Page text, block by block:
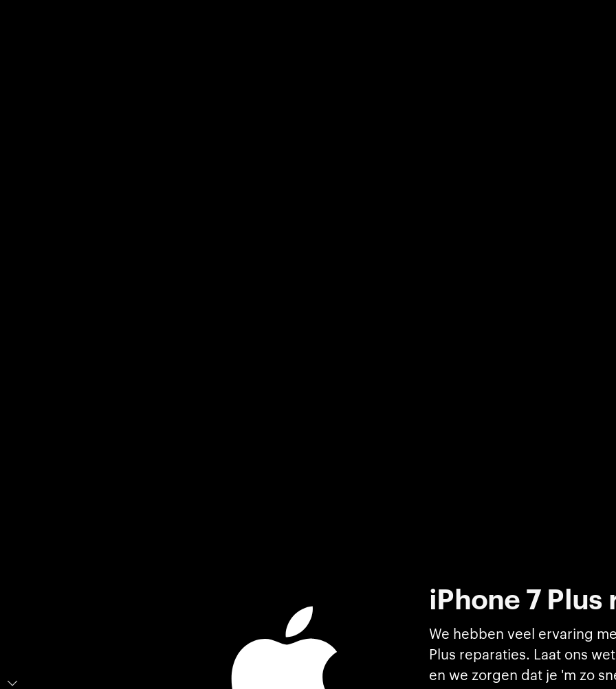
iPhone 7 Plus
We hebben veel ervaring
Plus reparaties. Laat ons
en we zorgen dat je 'm zo